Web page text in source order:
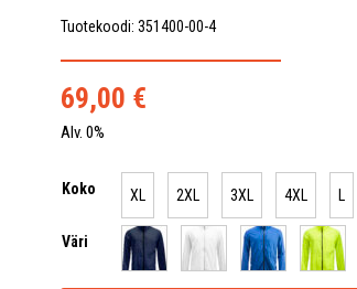
Tuotekoodi: 351400-00-4
69,00 €
Alv. 0%
Koko XL 2XL 3XL 4XL L
Väri